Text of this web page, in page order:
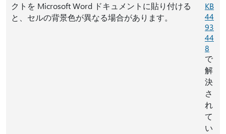
クトを Microsoft Word ドキュメントに貼り付ける
と、セルの背景色が異なる場合があります。
KB
44
93
44
8
で
解
決
さ
れ
て
い